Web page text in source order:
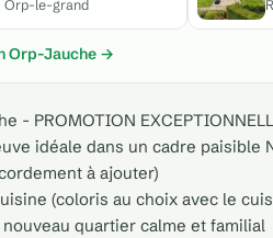
Orp-le-grand
Orp-Jauche →
- PROMOTION
idéale dans un cadre
à ajouter)
(coloris au choix avec le
quartier calme et familial